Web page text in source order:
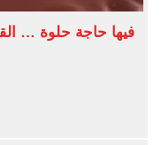
فيها حاجة حلوة …